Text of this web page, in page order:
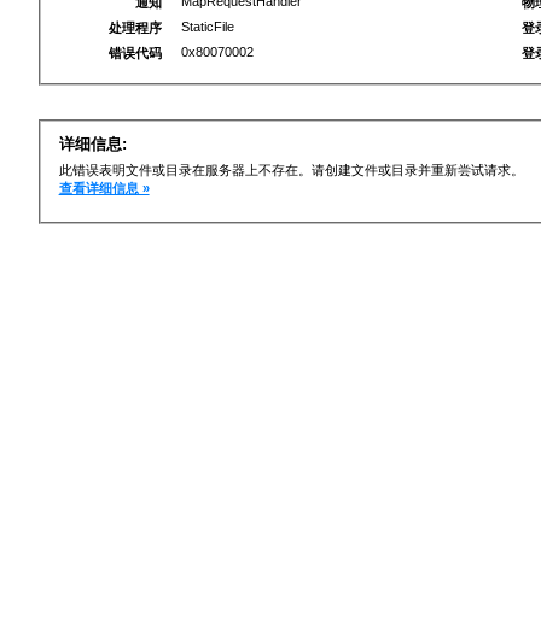
处理程序
StaticFile
错误代码
0x80070002
登
登
详细信息:
此错误表明文件或目录在服务器上不存在。请创建文件或目录并重新尝试请求。
查看详细信息 »